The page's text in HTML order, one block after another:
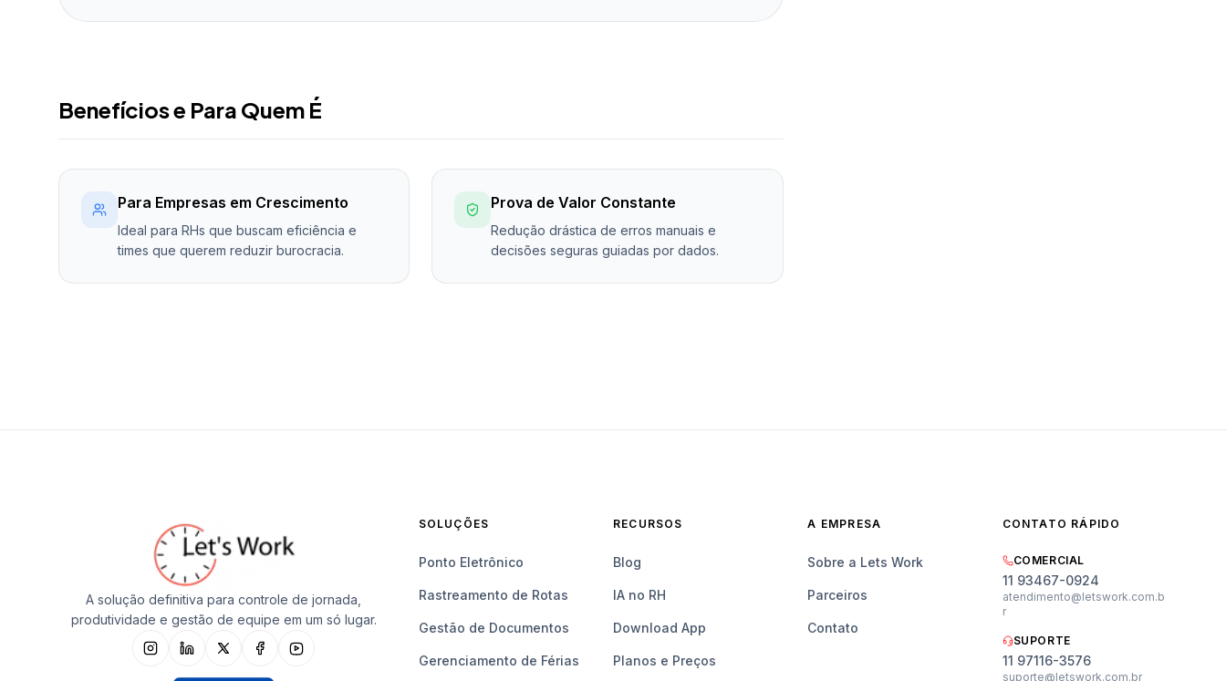
Benefícios e Para Quem É
Para Empresas em Crescimento
Ideal para RHs que buscam eficiência e
times que querem reduzir burocracia.
Prova de Valor Constante
Redução drástica de erros manuais e
decisões seguras guiadas por dados.
A solução definitiva para controle de jornada,
produtividade e gestão de equipe em um só lugar.
SOLUÇÕES
Ponto Eletrônico
Rastreamento de Rotas
Gestão de Documentos
Gerenciamento de Férias
RECURSOS
Blog
IA no RH
Download App
Planos e Preços
A EMPRESA
Sobre a Lets Work
Parceiros
Contato
CONTATO RÁPIDO
COMERCIAL
11 93467-0924
atendimento@letswork.com.b
r
SUPORTE
11 97116-3576
suporte@letswork.com.br